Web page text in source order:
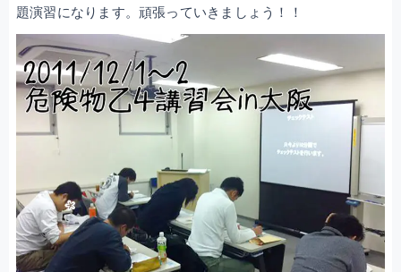
題演習になります。頑張っていきましょう！！